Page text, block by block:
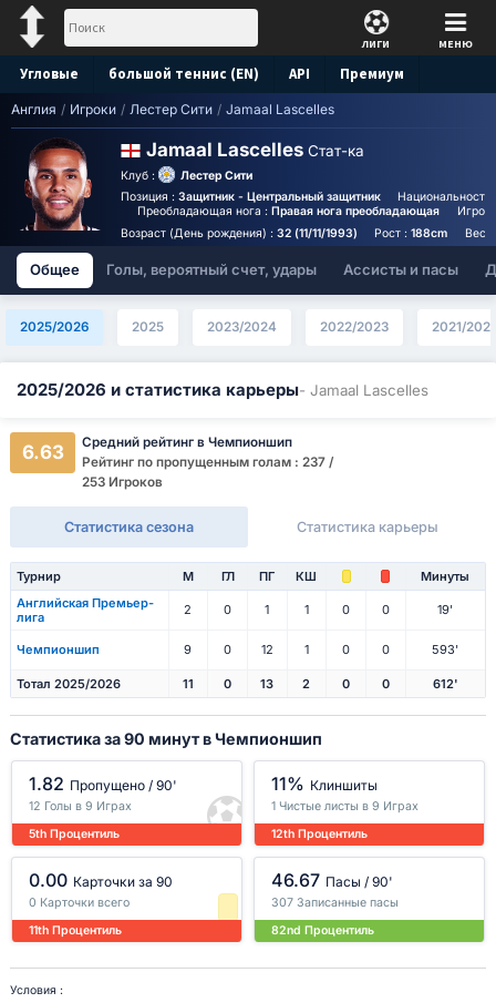
ЛИГИ МЕНЮ
Угловые большой теннис (EN) API Премиум
Прогноз
Англия / Игроки / Лестер Сити / Jamaal Lascelles
Jamaal Lascelles Стат-ка
Клуб :
Лестер Сити
Позиция : Защитник - Центральный защитник
Преобладающая нога :Правая нога преобладающая
Возраст (День рождения) : 32 (11/11/1993) Рост :188cm Вес :
Общее Голы, вероятный счет, удары Ассисты и пасы
2025/2026 2025 2023/2024 2022/2023 2021/
2025/2026 и статистика карьеры- Jamaal Lascelles
6.63
Средний рейтинг в Чемпионшип
Рейтинг по пропущенным голам : 237 /
253 Игроков
Статистика сезона Статистика карьеры
Турнир М ГЛ ПГ КШ
Минуты
Английская Премьер-
лига
2 0 1 1 0 0 19'
Чемпионшип 9 0 12 1 0 0 593'
Тотал 2025/2026 11 0 13 2 0 0 612'
Статистика за 90 минут в Чемпионшип
1.82 Пропущено / 90'
12 Голы в 9 Играх
5th Процентиль
11% Клиншиты
1 Чистые листы в 9 Играх
12th Процентиль
0.00 Карточки за 90
0 Карточки всего
11th Процентиль
46.67 Пасы / 90'
307 Записанные пасы
82nd Процентиль
Условия :